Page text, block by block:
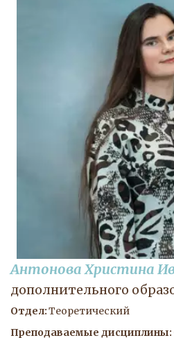
Антонова Христина
дополнительного
Отдел: Теоретический
Преподаваемые дисциплины: